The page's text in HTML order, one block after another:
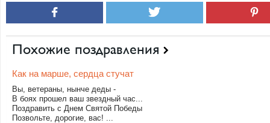
Похожие поздравления
Как на марше, сердца стучат
Вы, ветераны, нынче деды -
В боях прошел ваш звездный час...
Поздравить с Днем Святой Победы
Позвольте, дорогие, вас! ...